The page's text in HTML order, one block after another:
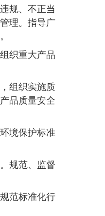
规、不正当
理。指导广
织重大产品
组织实施质
品质量安全
境保护标准
规范、监督
范标准化行